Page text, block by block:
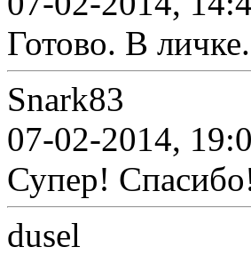
Готово. В личке.
Snark83
07-02-2014,
Супер!
dusel